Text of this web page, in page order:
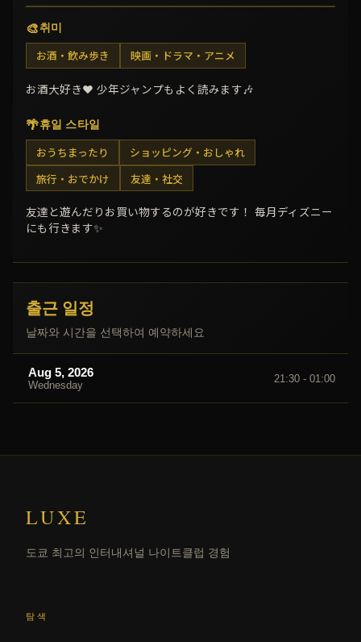
🎨취미
お酒・飲み歩き 映画・ドラマ・アニメ
お酒大好き❤ 少年ジャンプもよく読みます🎶
🌴휴일 스타일
おうちまったり ショッピング・おしゃれ
旅行・おでかけ 友達・社交
友達と遊んだりお買い物するのが好きです！ 毎月ディズニー
にも行きます✨
출근 일정
날짜와 시간을 선택하여 예약하세요
Aug 5, 2026
Wednesday
21:30 - 01:00
LUXE
도쿄 최고의 인터내셔널 나이트클럽 경험
탐색